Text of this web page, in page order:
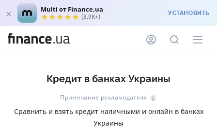
Multi от Finance.ua
(8,9K+) УСТАНОВИТЬ
Кредит в банках Украины
Примечание рекламодателя
Сравнить и взять кредит наличными и онлайн в банках
Украины